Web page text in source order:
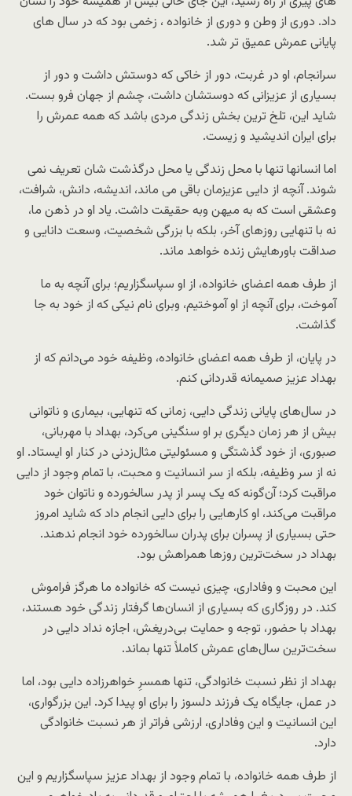
داد. دورى از وطن و دورى از خانواده ، زخمى بود كه در سال هاى
پایانى عمرش عمیق تر شد.
سرانجام، او در غربت، دور از خاكى كه دوستش داشت و دور از
بسیارى از عزیزانى كه دوستشان داشت، چشم از جهان فرو بست.
شاید این، تلخ ترین بخش زندگى مردى باشد كه همه عمرش را
براى ایران اندیشید و زیست.
اما انسانها تنها با محل زندگى یا محل درگذشت شان تعریف نمى
شوند. آنچه از دایی عزیزمان باقى مى ماند، اندیشه، دانش، شرافت،
وعشقى است كه به میهن وبه حقیقت داشت. یاد او در ذهن ما،
نه با تنهایى روزهاى آخر، بلكه با بزرگى شخصیت، وسعت دانایى و
صداقت باورهایش زنده خواهد ماند.
از طرف همه اعضاى خانواده، از او سپاسگزاریم؛ براى آنچه به ما
آموخت، براى آنچه از او آموختیم، وبراى نام نیكى كه از خود به جا
گذاشت.
در پایان، از طرف همه اعضای خانواده، وظیفه خود می‌دانم كه از
بهداد عزیز صمیمانه قدردانی كنم.
در سال‌های پایانی زندگی دایی، زمانی که تنهایی، بیماری و ناتوانی
بیش از هر زمان دیگری بر او سنگینی می‌کرد، بهداد با مهربانی،
صبوری، از خود گذشتگی و مسئولیتی مثال‌زدنی در کنار او ایستاد. او
نه از سر وظیفه، بلکه از سر انسانیت و محبت، با تمام وجود از دایی
مراقبت کرد؛ آن‌گونه که یک پسر از پدر سالخورده و ناتوان خود
مراقبت می‌کند، او كارهایی را برای دایی انجام داد که شاید امروز
حتی بسیاری از پسران برای پدران سالخورده خود انجام ندهند.
بهداد در سخت‌ترین روزها همراهش بود.
این محبت و وفاداری، چیزی نیست که خانواده ما هرگز فراموش
کند. در روزگاری که بسیاری از انسان‌ها گرفتار زندگی خود هستند،
بهداد با حضور، توجه و حمایت بی‌دریغش، اجازه نداد دایی در
سخت‌ترین سال‌های عمرش کاملاً تنها بماند.
بهداد از نظر نسبت خانوادگی، تنها همسرِ خواهرزاده دایی بود، اما
در عمل، جایگاه یک فرزند دلسوز را برای او پیدا کرد. این بزرگواری،
این انسانیت و این وفاداری، ارزشی فراتر از هر نسبت خانوادگی
دارد.
از طرف همه خانواده، با تمام وجود از بهداد عزیز سپاسگزاریم و این